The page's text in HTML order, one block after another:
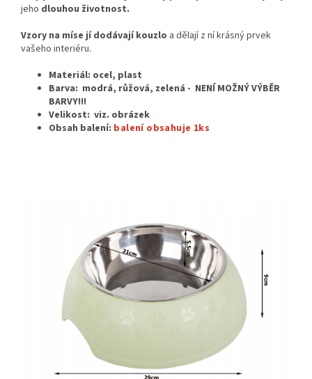
jeho dlouhou životnost.
Vzory na míse jí dodávají kouzlo a dělají z ní krásný prvek
vašeho interiéru.
Materiál: ocel, plast
Barva: modrá, růžová, zelená - NENÍ MOŽNÝ VÝBĚR
BARVY!!!
Velikost: viz. obrázek
Obsah balení: balení obsahuje 1ks